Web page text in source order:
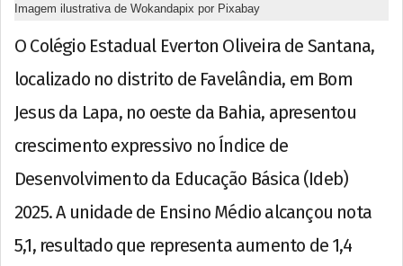
Imagem ilustrativa de Wokandapix por Pixabay
O Colégio Estadual Everton Oliveira de Santana,
localizado no distrito de Favelândia, em Bom
Jesus da Lapa, no oeste da Bahia, apresentou
crescimento expressivo no Índice de
Desenvolvimento da Educação Básica (Ideb)
2025. A unidade de Ensino Médio alcançou nota
5,1, resultado que representa aumento de 1,4